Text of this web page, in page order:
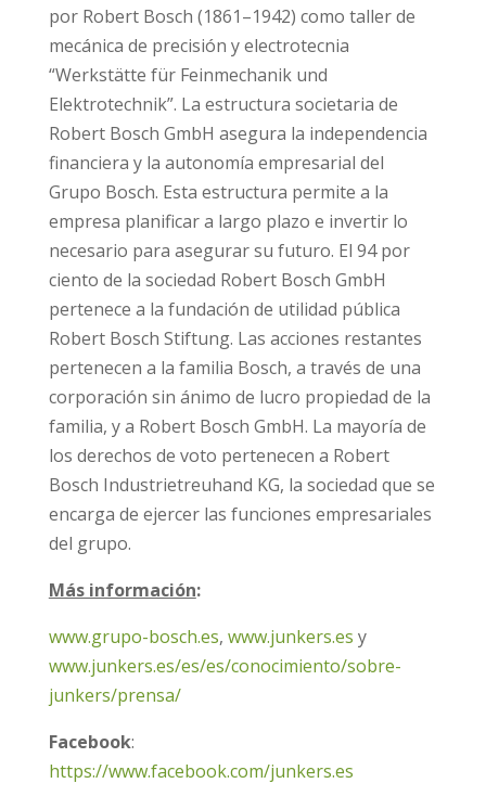
por Robert Bosch (1861–1942) como taller de
mecánica de precisión y electrotecnia
“Werkstätte für Feinmechanik und
Elektrotechnik”. La estructura societaria de
Robert Bosch GmbH asegura la independencia
financiera y la autonomía empresarial del
Grupo Bosch. Esta estructura permite a la
empresa planificar a largo plazo e invertir lo
necesario para asegurar su futuro. El 94 por
ciento de la sociedad Robert Bosch GmbH
pertenece a la fundación de utilidad pública
Robert Bosch Stiftung. Las acciones restantes
pertenecen a la familia Bosch, a través de una
corporación sin ánimo de lucro propiedad de la
familia, y a Robert Bosch GmbH. La mayoría de
los derechos de voto pertenecen a Robert
Bosch Industrietreuhand KG, la sociedad que se
encarga de ejercer las funciones empresariales
del grupo.
Más información:
www.grupo-bosch.es, www.junkers.es y
www.junkers.es/es/es/conocimiento/sobre-
junkers/prensa/
Facebook:
https://www.facebook.com/junkers.es